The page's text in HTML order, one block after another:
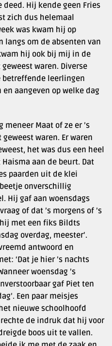
Hij kende geen Fries
zich dus helemaal
was kwam hij op
langs om de absenten van
hij ook bij mij in de
waren. Diverse
betreffende leerlingen
aangeven op welke dag
meneer Maat of ze er ’s
waren. Er waren
het was dus een heel
aan de beurt. Dat
paarden uit de klei
onverschillig
Hij gaf aan woensdags
of dat ’s morgens of ’s
met een fiks Bildts
overdag, meester’.
antwoord en
‘Dat je hier ’s nachts
woensdag ’s
gaf Piet ten
Een paar meisjes
nieuwe schoolhoofd
de indruk dat hij voor
boos uit te vallen.